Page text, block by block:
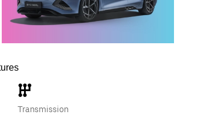
Transmission